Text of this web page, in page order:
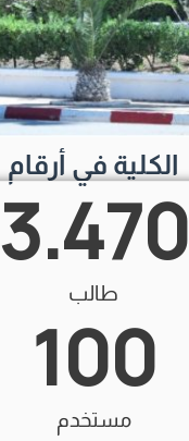
الكلية في أرقام
طالب
3.470
مستخدم
100